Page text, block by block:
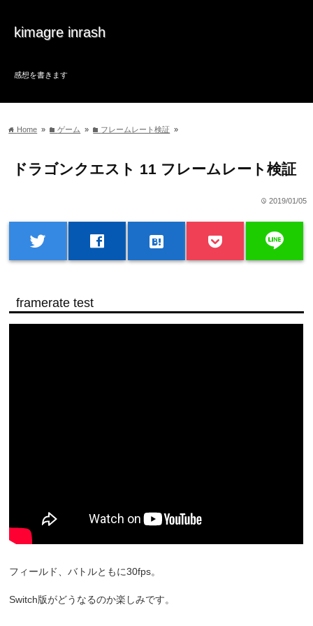
kimagre inrash
感想を書きます
home Home » folderゲーム » folder フレームレート検証 »
ドラゴンクエスト 11 フレームレート検証
time 2019/01/05
twitter facebook hatenabookmark line
framerate test
フィールド、バトルともに30fps。
Switch版がどうなるのか楽しみです。